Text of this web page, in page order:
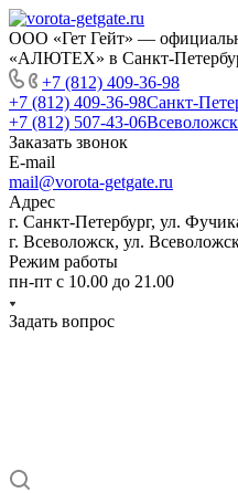
ООО «Гет Гейт» —
«АЛЮТЕХ» в Санкт-
+7 (812) 409-36-98
+7 (812) 409-36-98Санкт-
+7 (812) 507-43-06Всеволожск
Заказать звонок
E-mail
mail@vorota-getgate.ru
Адрес
г. Санкт-Петербург, ул.
г. Всеволожск, ул.
Режим работы
пн-пт c 10.00 до 21.00
Задать вопрос